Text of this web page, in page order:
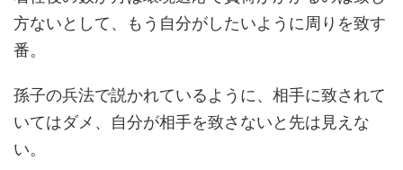
方ないとして、もう自分がしたいように周りを致す
番。
孫子の兵法で説かれているように、相手に致されて
いてはダメ、自分が相手を致さないと先は見えな
い。